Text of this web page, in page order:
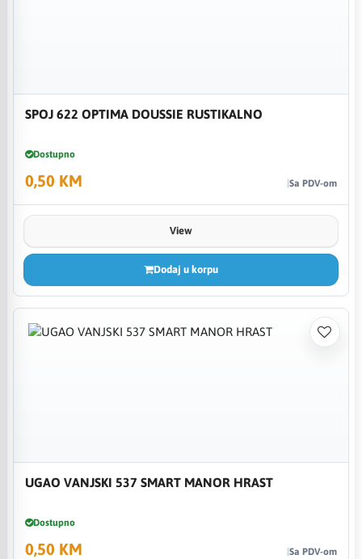
SPOJ 622 OPTIMA DOUSSIE RUSTIKALNO
Dostupno
0,50 KM Sa PDV-om
View
Dodaj u korpu
UGAO VANJSKI 537 SMART MANOR HRAST
Dostupno
0,50 KM Sa PDV-om